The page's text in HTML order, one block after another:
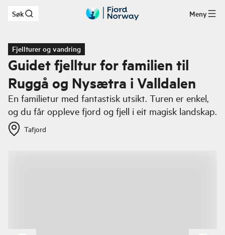
Hopp til hovedinnhold
Søk Meny
Fjellturer og vandring
Guidet fjelltur for familien til
Ruggå og Nysætra i Valldalen
En familietur med fantastisk utsikt. Turen er enkel,
og du får oppleve fjord og fjell i eit magisk landskap.
Tafjord